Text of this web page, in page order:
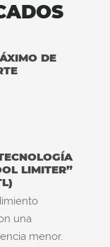
DE
LIMITER”
una
menor.